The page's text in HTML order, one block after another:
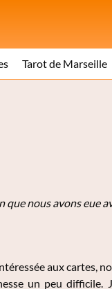
Tarot de Marseille
nous avons eue
aux cartes,
un peu difficile.